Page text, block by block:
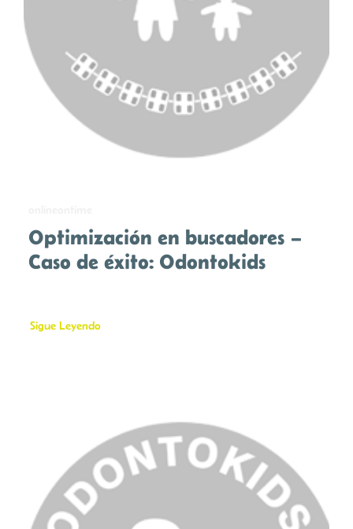
Buscar:
Optimización en buscadores –
Caso de éxito: Odontokids
Sigue Leyendo